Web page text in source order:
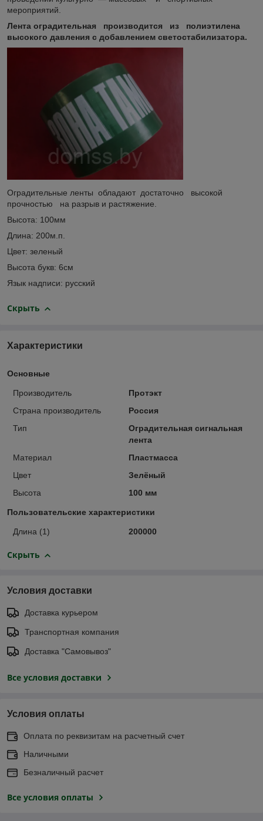
мероприятий.
Лента оградительная производится из полиэтилена
высокого давления с добавлением светостабилизатора.
Оградительные ленты обладают достаточно высокой
прочностью на разрыв и растяжение.
Высота: 100мм
Длина: 200м.п.
Цвет: зеленый
Высота букв: 6см
Язык надписи: русский
Скрыть
Характеристики
Основные
Производитель
Протэкт
Страна производитель
Россия
Тип
Оградительная сигнальная
лента
Материал
Пластмасса
Цвет
Зелёный
Высота
100 мм
Пользовательские характеристики
Длина (1) 200000
Скрыть
Условия доставки
Доставка курьером
Транспортная компания
Доставка "Самовывоз"
Все условия доставки
Условия оплаты
Оплата по реквизитам на расчетный счет
Наличными
Безналичный расчет
Все условия оплаты